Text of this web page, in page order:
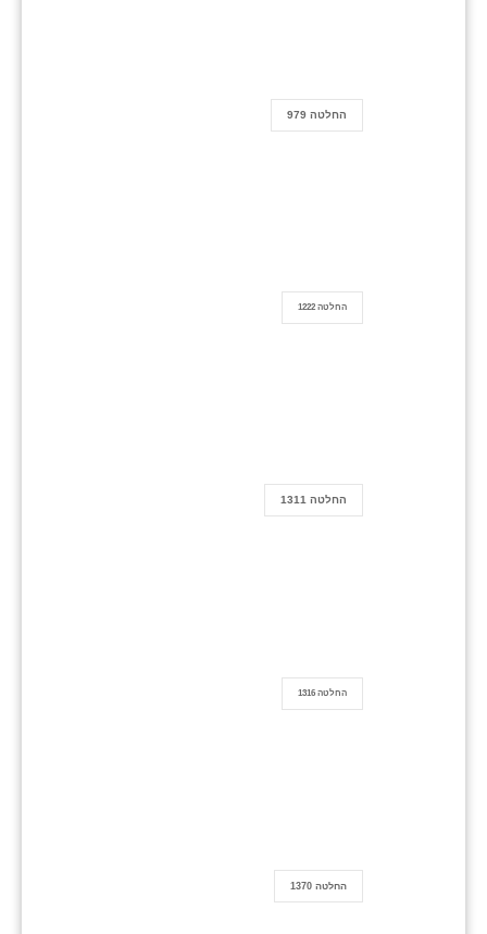
החלטה 979
החלטה 1222
החלטה 1311
החלטה 1316
החלטה 1370